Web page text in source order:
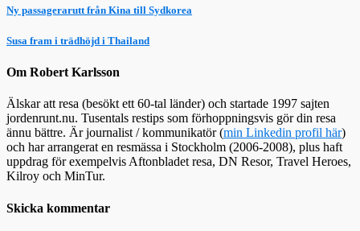
Ny passagerarutt från Kina till Sydkorea
Susa fram i trädhöjd i Thailand
Om Robert Karlsson
Älskar att resa (besökt ett 60-tal länder) och startade 1997 sajten
jordenrunt.nu. Tusentals restips som förhoppningsvis gör din resa
ännu bättre. Är journalist / kommunikatör (min Linkedin profil här)
och har arrangerat en resmässa i Stockholm (2006-2008), plus haft
uppdrag för exempelvis Aftonbladet resa, DN Resor, Travel Heroes,
Kilroy och MinTur.
Skicka kommentar